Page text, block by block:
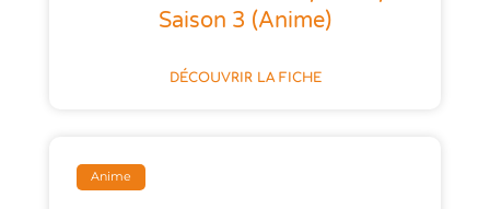
Saison 3 (anime)
DÉCOUVRIR LA FICHE
Anime